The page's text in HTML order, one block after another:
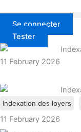
Se connecter
Tester
11 February 2026
Indexation des loyers
11 February 2026